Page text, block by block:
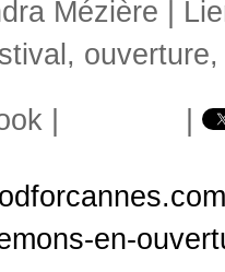
Mézière |
, ouverture
en-